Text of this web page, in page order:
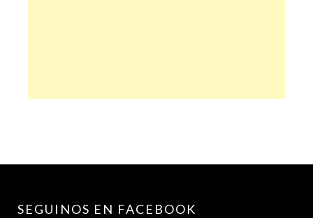
SEGUINOS EN FACEBOOK